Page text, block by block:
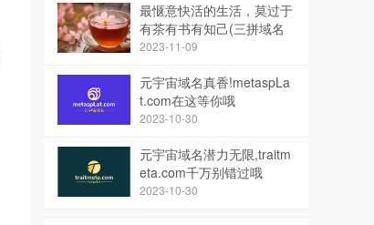
最惬意快活的生活，莫过于
有茶有书有知己(三拼域名
茶知已)
2023-11-09
元宇宙域名真香!metaspLa
t.com在这等你哦
2023-10-30
元宇宙域名潜力无限,traitm
eta.com千万别错过哦
2023-10-30